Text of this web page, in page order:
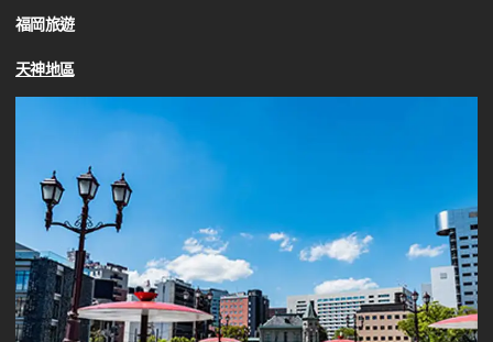
福岡旅遊
天神地區